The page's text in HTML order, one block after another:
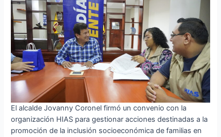
El alcalde Jovanny Coronel firmó un convenio con la
organización HIAS para gestionar acciones destinadas a la
promoción de la inclusión socioeconómica de familias en